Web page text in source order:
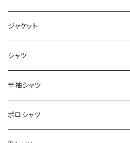
ジャケット
～44/S
46/M
48/L
シャツ
～44/S
46/M
半袖シャツ
～44/S
ポロシャツ